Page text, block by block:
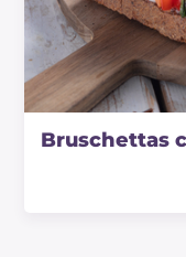
Bruschettas